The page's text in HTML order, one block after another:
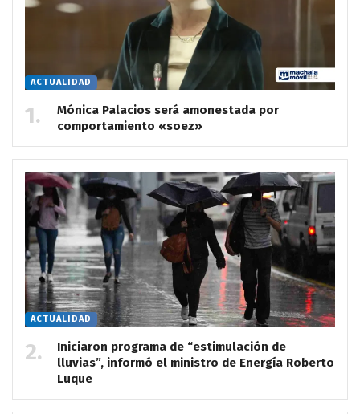
ACTUALIDAD
Mónica Palacios será amonestada por
comportamiento «soez»
ACTUALIDAD
Iniciaron programa de “estimulación de
lluvias”, informó el ministro de Energía Roberto
Luque